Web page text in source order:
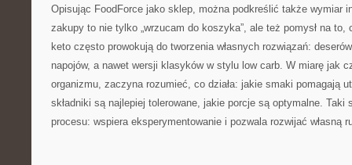
Opisując FoodForce jako sklep, można podkreślić także wymiar
zakupy to nie tylko „wrzucam do koszyka”, ale też pomysł na
keto często prowokują do tworzenia własnych rozwiązań:
napojów, a nawet wersji klasyków w stylu low carb. W miarę jak
organizmu, zaczyna rozumieć, co działa: jakie smaki pomagają
składniki są najlepiej tolerowane, jakie porcje są optymalne. Taki
procesu: wspiera eksperymentowanie i pozwala rozwijać własną